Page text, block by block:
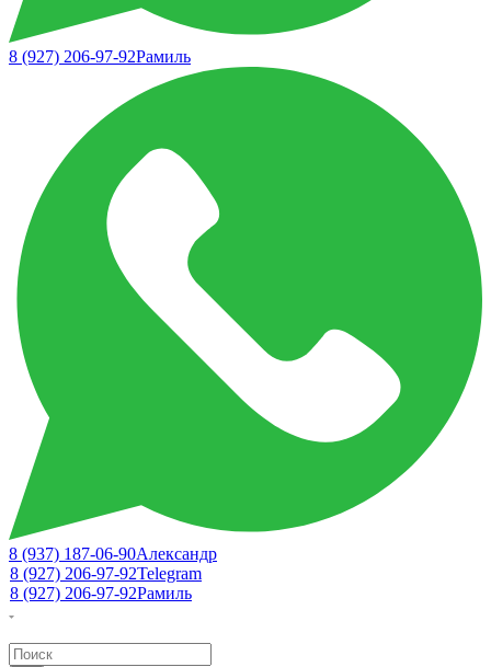
8 (927) 206-97-92Рамиль
8 (937) 187-06-90Александр
8 (927) 206-97-92Telegram
8 (927) 206-97-92Рамиль